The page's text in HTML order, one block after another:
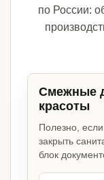
по России:
Смежные
красоты
Полезно,
закрыть
блок